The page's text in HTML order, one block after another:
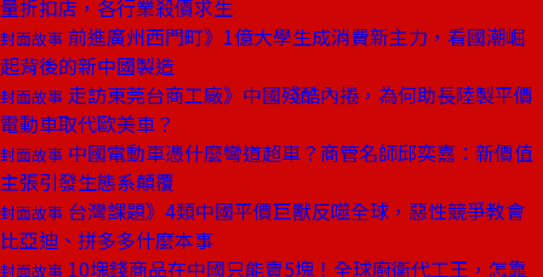
量折扣店，各行業殺價求生
封面故事 前進廣州西門町》1億大學生成消費新主力，看國潮崛
起背後的新中國製造
封面故事 走訪東莞台商工廠》中國殘酷內捲，為何助長陸製平價
電動車取代歐美車？
封面故事 中國電動車憑什麼彎道超車？商管名師邱奕嘉：新價值
主張引發生態系顛覆
封面故事 台灣課題》4類中國平價巨獸反噬全球，惡性競爭教會
比亞迪、拼多多什麼本事
封面故事 10塊錢商品在中國只能賣5塊！全球廚衛代工王，怎靠